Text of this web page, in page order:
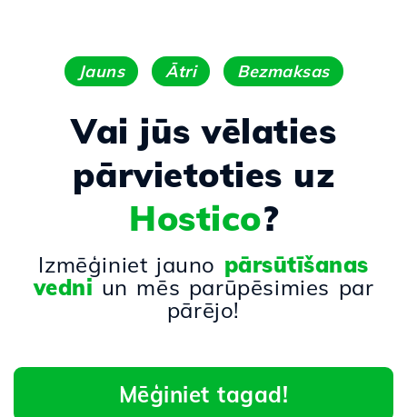
Jauns Ātri Bezmaksas
Vai jūs vēlaties
pārvietoties uz
Hostico?
Izmēģiniet jauno pārsūtīšanas
vedni un mēs parūpēsimies par
pārējo!
Mēģiniet tagad!